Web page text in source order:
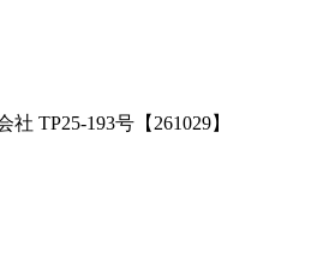
TP25-193号【261029】